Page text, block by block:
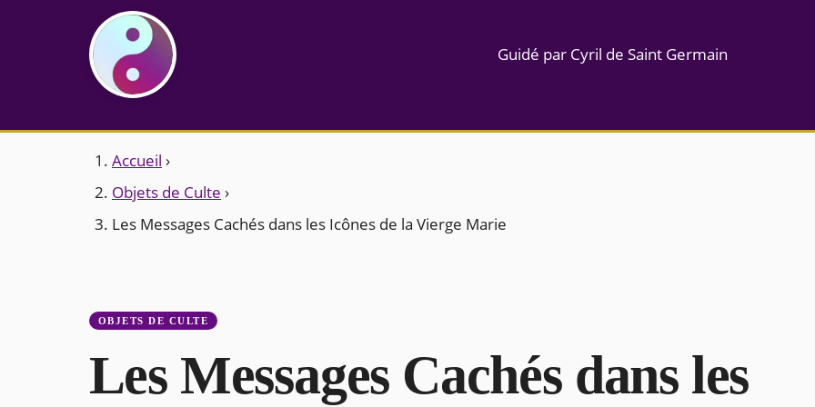
Guidé par Cyril de Saint Germain
Accueil ›
Objets de Culte ›
Les Messages Cachés dans les Icônes de la Vierge Marie
OBJETS DE CULTE
Les Messages Cachés dans les